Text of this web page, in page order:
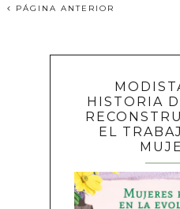
PÁGINA ANTERIOR
HISTORIA
EL